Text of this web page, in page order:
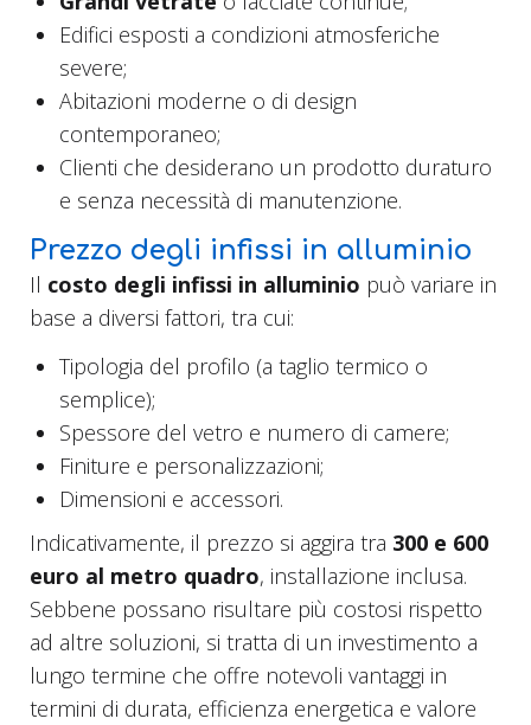
Edifici esposti a condizioni atmosferiche
severe;
Abitazioni moderne o di design
contemporaneo;
Clienti che desiderano un prodotto duraturo
e senza necessità di manutenzione.
Prezzo degli infissi in alluminio
Il costo degli infissi in alluminio può variare in
base a diversi fattori, tra cui:
Tipologia del profilo (a taglio termico o
semplice);
Spessore del vetro e numero di camere;
Finiture e personalizzazioni;
Dimensioni e accessori.
Indicativamente, il prezzo si aggira tra 300 e 600
euro al metro quadro, installazione inclusa.
Sebbene possano risultare più costosi rispetto
ad altre soluzioni, si tratta di un investimento a
lungo termine che offre notevoli vantaggi in
termini di durata, efficienza energetica e valore